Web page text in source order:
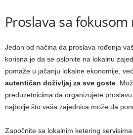
Proslava sa
Jedan od načina da proslava rođenja
korisna je da se oslonite na lokalnu
pomaže u jačanju lokalne ekonomije,
autentičan doživljaj za sve goste .
preduzetnicima da organizujete
najbolje što vaša zajednica može da
Započnite sa lokalnim ketering